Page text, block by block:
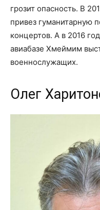
грозит опасность. В
привез гуманитарную
концертов. А в 2016
авиабазе Хмеймим
военнослужащих.
Олег